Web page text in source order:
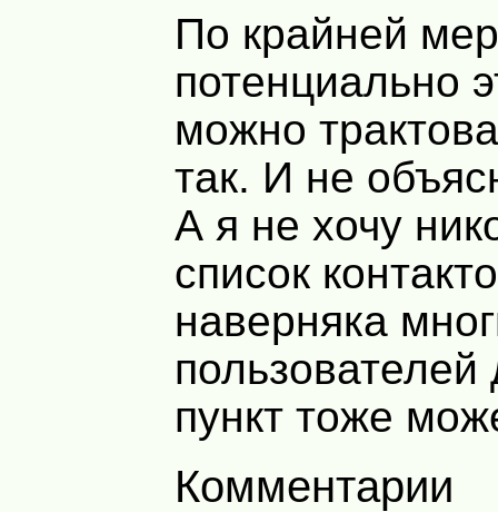
По крайней
потенциально
можно
так. И не
А я не хочу
список
наверняка
пункт тоже
Комментарии